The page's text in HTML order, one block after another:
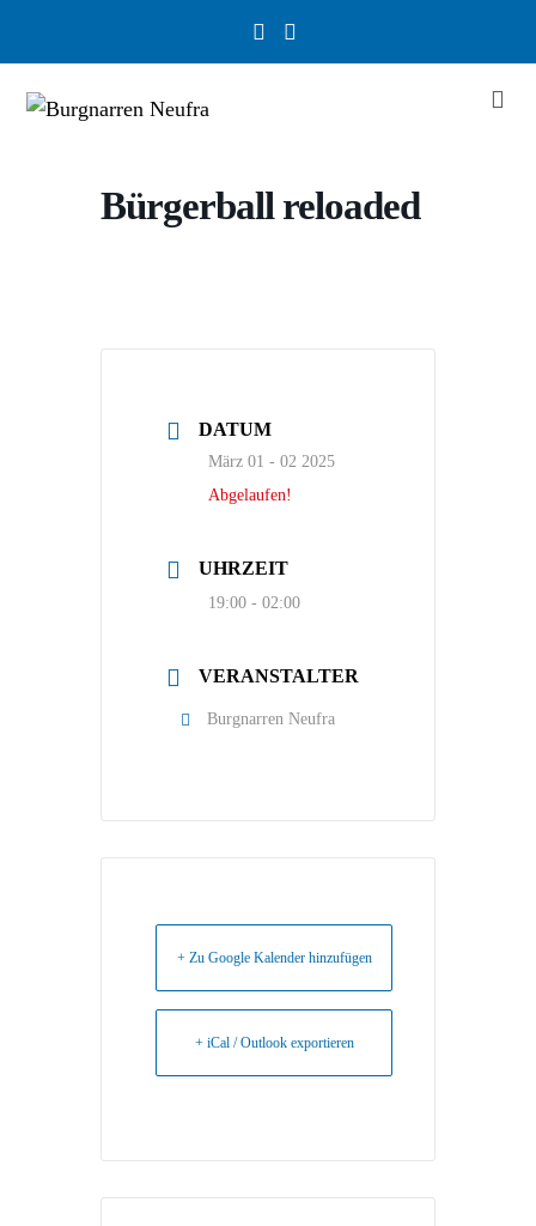
Bürgerball reloaded
DATUM
März 01 - 02 2025
Abgelaufen!
UHRZEIT
19:00 - 02:00
VERANSTALTER
Burgnarren Neufra
+ Zu Google Kalender hinzufügen
+ iCal / Outlook exportieren